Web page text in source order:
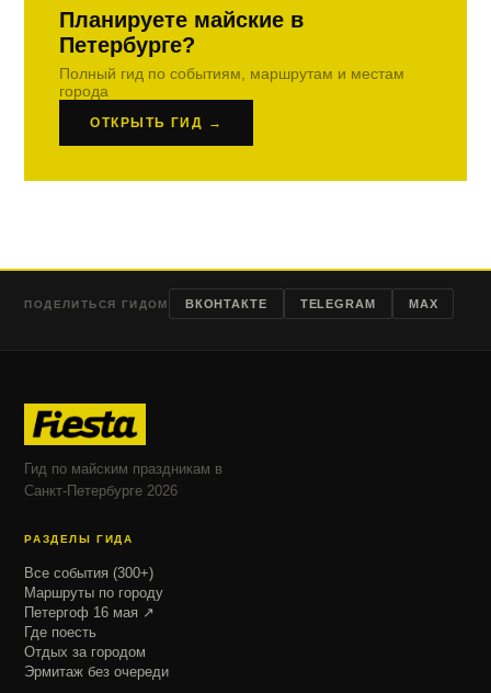
Планируете майские в
Петербурге?
Полный гид по событиям, маршрутам и местам
города
ОТКРЫТЬ ГИД →
ПОДЕЛИТЬСЯ ГИДОМ ВКОНТАКТЕ TELEGRAM MAX
Гид по майским праздникам в
Санкт-Петербурге 2026
РАЗДЕЛЫ ГИДА
Все события (300+)
Маршруты по городу
Петергоф 16 мая ↗
Где поесть
Отдых за городом
Эрмитаж без очереди